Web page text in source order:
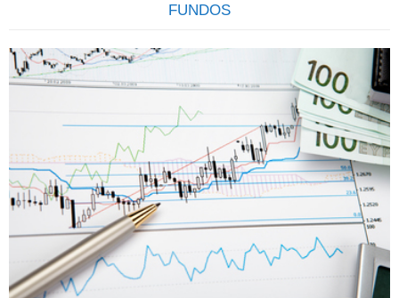
OS FUNDOS DE INVESTIMENTOS SÃO CONFIÁVEIS E
RENTÁVEIS Os Fundos de Investimentos funcionam como
um condomínio onde os investidores, conhecidos como
cotistas, investem suas economias no mercado financeiro e
de capitais, com o objetivo de rentabiliza-las através da
aquisição de uma carteira de títulos ou valores mobiliários.
Ao comprar cotas de determinado fundo, os cotistas
estarão…
FUNDOS